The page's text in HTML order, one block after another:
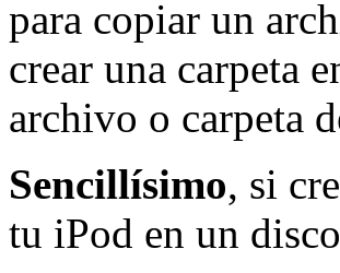
para copiar un
crear una carpeta
archivo o carpeta
Sencillísimo, si
tu iPod en un